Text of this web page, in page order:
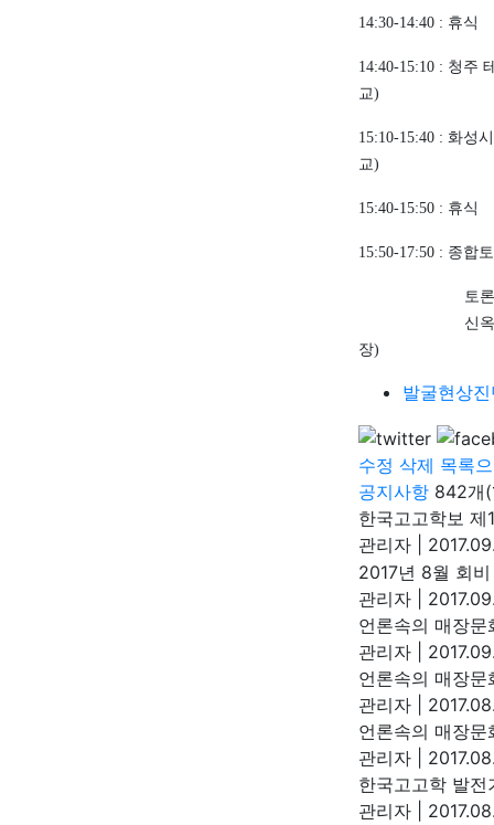
14:30-14:40 : 휴식
14:40-15:10 : 청주
교)
15:10-15:40 : 화성
교)
15:40-15:50 : 휴식
15:50-17:50 : 종합
토론자
신옥
장)
발굴현상
수정 삭제 목록
공지사항 842개
한국고고학보
관리자
2017년 8월 회
관리자
언론속의 매장
관리자
언론속의 매장
관리자
언론속의 매장문
관리자
한국고고학 발
관리자